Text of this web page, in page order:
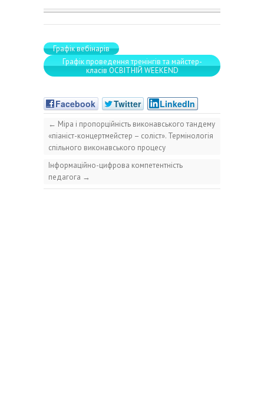
Графік вебінарів
Графік проведення тренінгів та майстер-
класів ОСВІТНІЙ WEEKEND
Facebook Twitter LinkedIn
← Міра і пропорційність виконавського тандему
«піаніст-концертмейстер – соліст». Термінологія
спільного виконавського процесу
Інформаційно-цифрова компетентність
педагога →